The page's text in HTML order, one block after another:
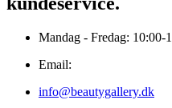
Mandag - Fredag: 10:00-
Email:
info@beautygallery.dk